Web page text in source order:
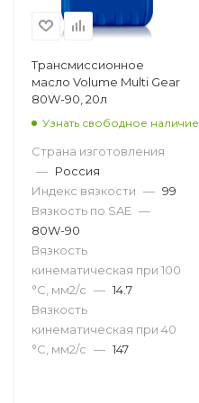
Трансмиссионное
масло Volume Multi Gear
80W-90, 20л
Узнать свободное наличие
Страна изготовления
— Россия
Индекс вязкости — 99
Вязкость по SAE —
80W-90
Вязкость
кинематическая при 100
°С, мм2/с — 14.7
Вязкость
кинематическая при 40
°С, мм2/с — 147